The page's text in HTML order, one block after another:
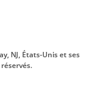
NJ, États-Unis et ses